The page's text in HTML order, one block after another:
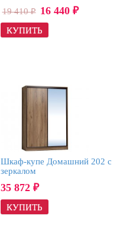
19 410₽ 16 440 ₽
Шкаф-купе Домашний 202 с
зеркалом
35 872 ₽